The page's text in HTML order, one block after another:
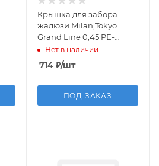
Крышка для забора
жалюзи Milan,Tokyo
Grand Line 0,45 PE-
Double RAL 7024
мокрый асфальт (3м)
Нет в наличии
714₽/шт
ПОД ЗАКАЗ